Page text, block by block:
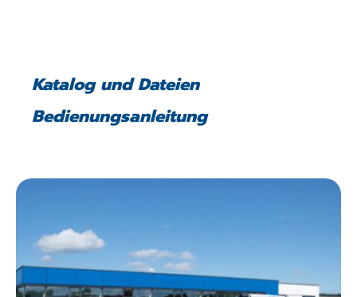
Katalog und Dateien
Bedienungsanleitung